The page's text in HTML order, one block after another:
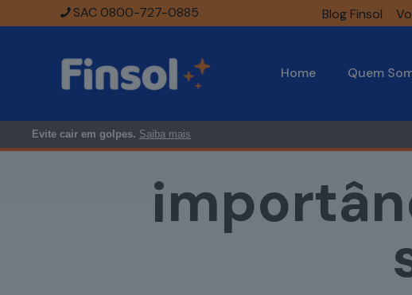
SAC 0800-727-0885 Blog Finsol
Home Quem
Evite cair em golpes. Saiba mais